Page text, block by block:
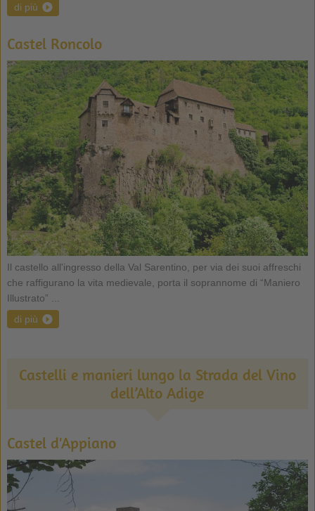
di più
Castel Roncolo
Il castello all'ingresso della Val Sarentino, per via dei suoi affreschi
che raffigurano la vita medievale, porta il soprannome di “Maniero
Illustrato” ...
di più
Castelli e manieri lungo la Strada del Vino
dell’Alto Adige
Castel d'Appiano